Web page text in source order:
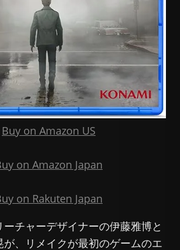
Buy on Amazon US
on Amazon Japan
on Rakuten Japan
チャーデザイナーの伊藤雅博と
が、リメイクが最初のゲームのエ